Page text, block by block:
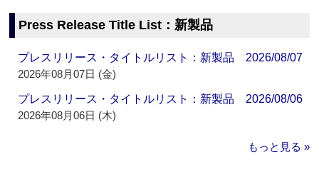
Press Release Title List：新製品
プレスリリース・タイトルリスト：新製品 2026/08/07
2026年08月07日 (金)
プレスリリース・タイトルリスト：新製品 2026/08/06
2026年08月06日 (木)
もっと見る »